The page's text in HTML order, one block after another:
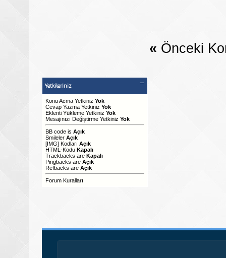
« Önceki
Yetkileriniz
Konu Acma Yetkiniz Yok
Cevap Yazma Yetkiniz Yok
Eklenti Yükleme Yetkiniz Yok
Mesajınızı Değiştirme Yetkiniz Yok
BB code is Açık
Smileler Açık
[IMG] Kodları Açık
HTML-Kodu Kapalı
Trackbacks are Kapalı
Pingbacks are Açık
Refbacks are Açık
Forum Kuralları